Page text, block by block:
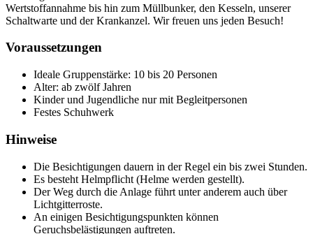
Wertstoffannahme bis hin zum Müllbunker, den Kesseln, unserer
Schaltwarte und der Krankanzel. Wir freuen uns jeden Besuch!
Voraussetzungen
Ideale Gruppenstärke: 10 bis 20 Personen
Alter: ab zwölf Jahren
Kinder und Jugendliche nur mit Begleitpersonen
Festes Schuhwerk
Hinweise
Die Besichtigungen dauern in der Regel ein bis zwei Stunden.
Es besteht Helmpflicht (Helme werden gestellt).
Der Weg durch die Anlage führt unter anderem auch über
Lichtgitterroste.
An einigen Besichtigungspunkten können
Geruchsbelästigungen auftreten.